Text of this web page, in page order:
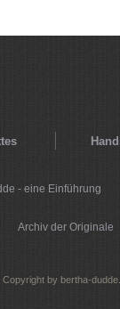
- eine Einführung
Archiv der Originale
Copyright by bertha-